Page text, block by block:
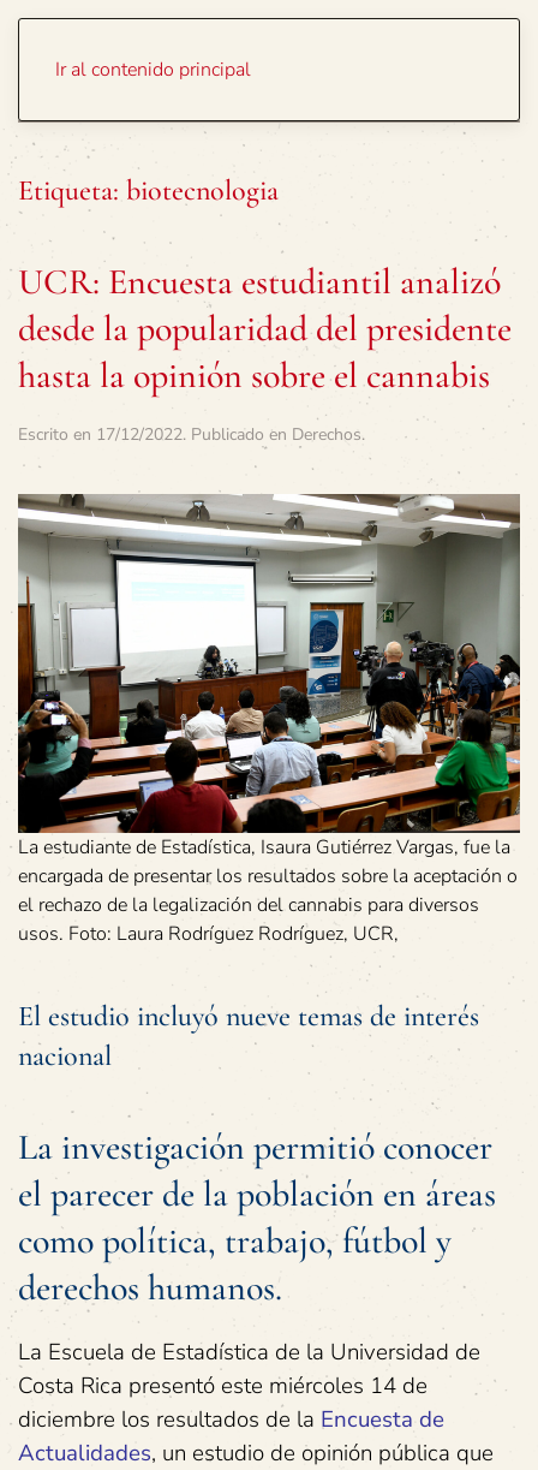
Ir al contenido principal
Etiqueta: biotecnologia
UCR: Encuesta estudiantil analizó
desde la popularidad del presidente
hasta la opinión sobre el cannabis
Escrito en 17/12/2022. Publicado en Derechos.
La estudiante de Estadística, Isaura Gutiérrez Vargas, fue la
encargada de presentar los resultados sobre la aceptación o
el rechazo de la legalización del cannabis para diversos
usos. Foto: Laura Rodríguez Rodríguez, UCR,
El estudio incluyó nueve temas de interés
nacional
La investigación permitió conocer
el parecer de la población en áreas
como política, trabajo, fútbol y
derechos humanos.
La Escuela de Estadística de la Universidad de
Costa Rica presentó este miércoles 14 de
diciembre los resultados de la Encuesta de
Actualidades, un estudio de opinión pública que